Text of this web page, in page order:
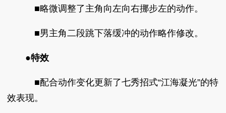
■略微调整了主角向左向右挪步左的动作。
■男主角二段跳下落缓冲的动作略作修改。
●特效
■配合动作变化更新了七秀招式“江海凝光”的特
效表现。